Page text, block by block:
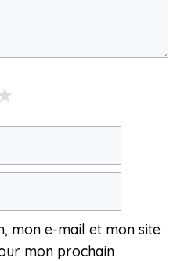
mon e-mail et mon site
mon prochain